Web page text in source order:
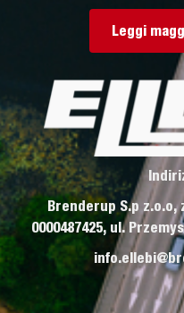
Leggi
Brenderup S.p
0000487425, ul.